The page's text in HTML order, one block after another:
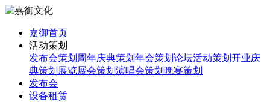
嘉御首页
活动策划
发布会策划 周年庆典策划 年会策划 论坛活动策划 开业庆
典策划 展览展会策划 演唱会策划 晚宴策划
发布会
设备租赁